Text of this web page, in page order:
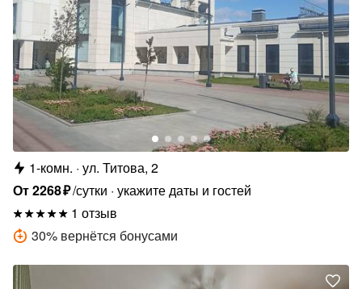
1-комн. ул. Титова, 2
От2268₽/сутки укажите даты и гостей
1 отзыв
30% вернётся бонусами